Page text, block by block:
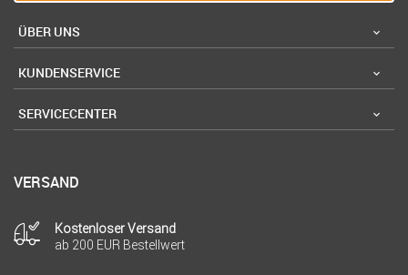
ÜBER UNS
KUNDENSERVICE
SERVICECENTER
VERSAND
Kostenloser Versand
ab 200 EUR Bestellwert